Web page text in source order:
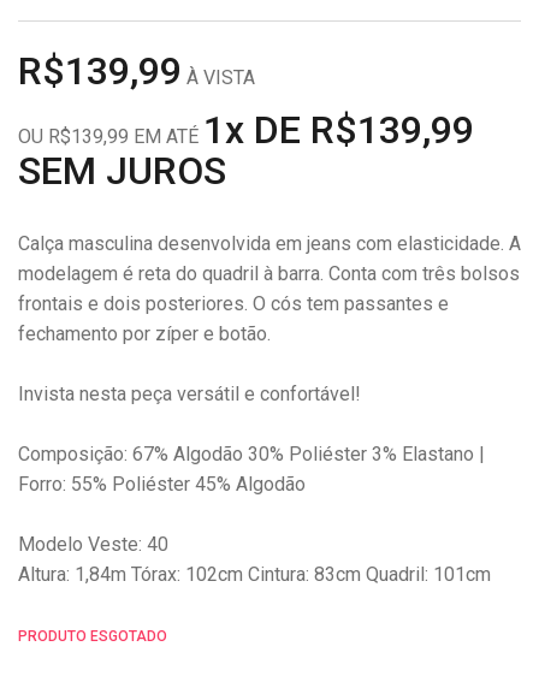
R$139,99 À VISTA
OU R$139,99 EM ATÉ 1x DE R$139,99
SEM JUROS
Calça masculina desenvolvida em jeans com elasticidade. A
modelagem é reta do quadril à barra. Conta com três bolsos
frontais e dois posteriores. O cós tem passantes e
fechamento por zíper e botão.
Invista nesta peça versátil e confortável!
Composição: 67% Algodão 30% Poliéster 3% Elastano |
Forro: 55% Poliéster 45% Algodão
Modelo Veste: 40
Altura: 1,84m Tórax: 102cm Cintura: 83cm Quadril: 101cm
PRODUTO ESGOTADO